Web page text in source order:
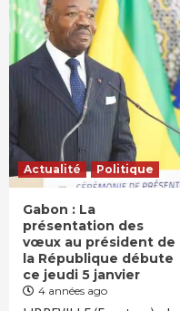
Actualité Politique
Gabon : La
présentation des
vœux au président de
la République débute
ce jeudi 5 janvier
4 années ago